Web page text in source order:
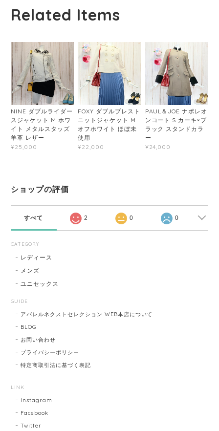
Related Items
NINE ダブルライダー
スジャケット M ホワ
イト メタルスタッズ
羊革 レザー
¥25,000
FOXY ダブルブレスト
ニットジャケット M
オフホワイト ほぼ未
使用
¥22,000
PAUL＆JOE ナポレオ
ンコート S カーキ×ブ
ラック スタンドカラ
ー
¥24,000
ショップの評価
すべて 2 0 0
CATEGORY
レディース
メンズ
ユニセックス
GUIDE
アパレルネクストセレクション WEB本店について
BLOG
お問い合わせ
プライバシーポリシー
特定商取引法に基づく表記
LINK
Instagram
Facebook
Twitter